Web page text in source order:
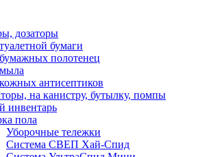
дозаторы
бумаги
полотенец
антисептиков
на канистру, бутылку, помпы
инвентарь
пола
Уборочные тележки
Система СВЕП Хай-Спид